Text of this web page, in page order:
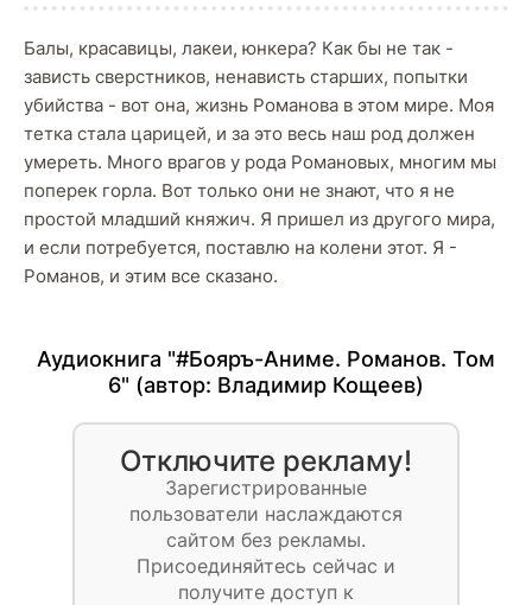
Балы, красавицы, лакеи, юнкера? Как бы не так -
зависть сверстников, ненависть старших, попытки
убийства - вот она, жизнь Романова в этом мире. Моя
тетка стала царицей, и за это весь наш род должен
умереть. Много врагов у рода Романовых, многим мы
поперек горла. Вот только они не знают, что я не
простой младший княжич. Я пришел из другого мира,
и если потребуется, поставлю на колени этот. Я -
Романов, и этим все сказано.
Аудиокнига "#Бояръ-Аниме. Романов. Том
6" (автор: Владимир Кощеев)
Отключите рекламу!
Зарегистрированные
пользователи наслаждаются
сайтом без рекламы.
Присоединяйтесь сейчас и
получите доступ к